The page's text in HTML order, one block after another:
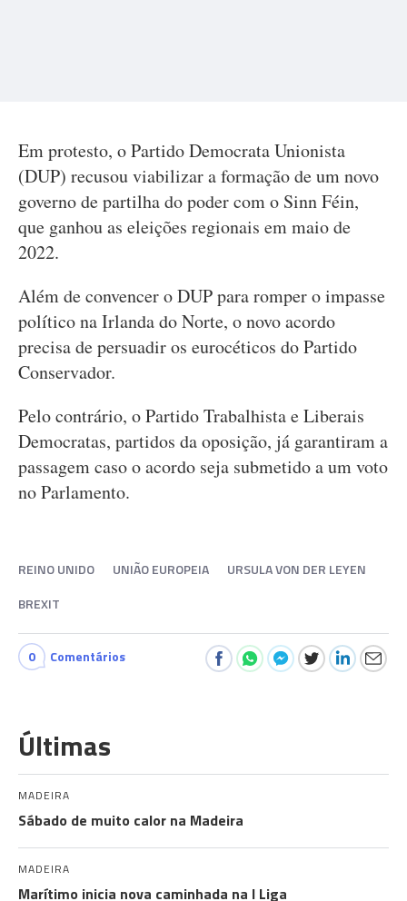
Em protesto, o Partido Democrata Unionista
(DUP) recusou viabilizar a formação de um novo
governo de partilha do poder com o Sinn Féin,
que ganhou as eleições regionais em maio de
2022.
Além de convencer o DUP para romper o impasse
político na Irlanda do Norte, o novo acordo
precisa de persuadir os eurocéticos do Partido
Conservador.
Pelo contrário, o Partido Trabalhista e Liberais
Democratas, partidos da oposição, já garantiram a
passagem caso o acordo seja submetido a um voto
no Parlamento.
REINO UNIDO UNIÃO EUROPEIA
URSULA VON DER LEYEN
BREXIT
0 Comentários
Últimas
MADEIRA
Sábado de muito calor na Madeira
MADEIRA
Marítimo inicia nova caminhada na I Liga